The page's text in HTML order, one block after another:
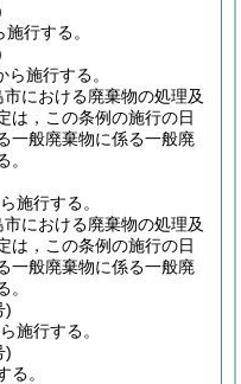
行する。
施行する。
における廃棄物の処理及
は，この条例の施行の日
一般廃棄物に係る一般廃
施行する。
における廃棄物の処理及
は，この条例の施行の日
一般廃棄物に係る一般廃
)
施行する。
)
る。